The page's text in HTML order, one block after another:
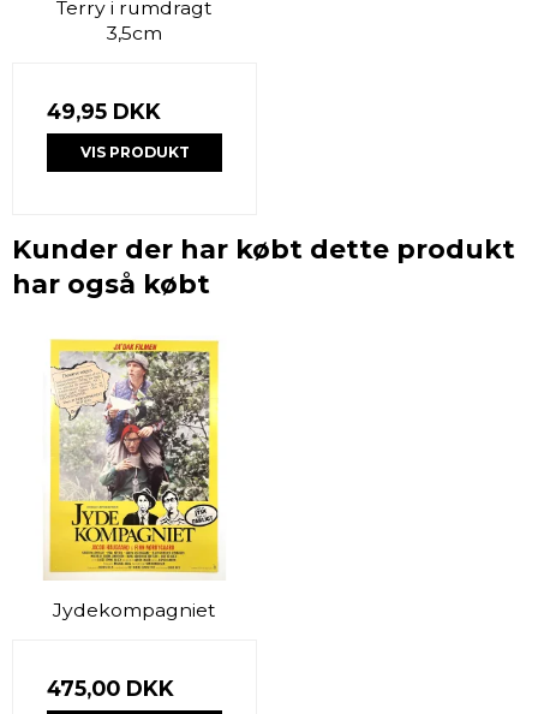
Terry i rumdragt
3,5cm
49,95 DKK
VIS PRODUKT
Kunder der har købt dette produkt
har også købt
Jydekompagniet
475,00 DKK